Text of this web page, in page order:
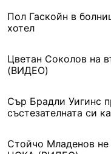
Пол Гаскойн в
хотел
Цветан Соколов на
(ВИДЕО)
Сър Брадли Уигинс
състезателната си
Стойчо Младенов не